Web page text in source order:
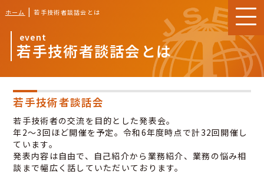
ホーム |若手技術者談話会とは
event
若手技術者談話会とは
若手技術者談話会
若手技術者の交流を目的とした発表会。
年2～3回ほど開催を予定。令和6年度時点で計32回開催し
ています。
発表内容は自由で、自己紹介から業務紹介、業務の悩み相
談まで幅広く話していただいております。